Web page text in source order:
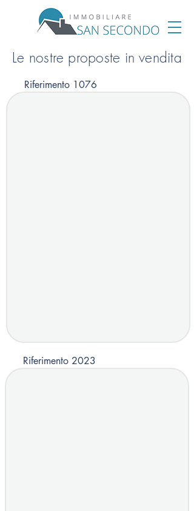
Le nostre proposte in vendita
Riferimento 1076
Riferimento 2023